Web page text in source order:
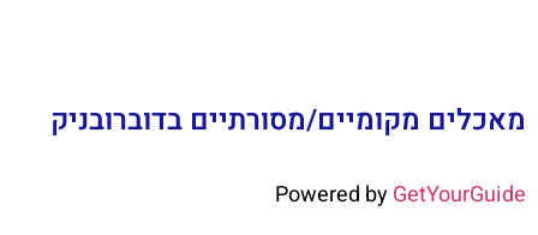
מאכלים מקומיים/מסורתיים בדוברובניק
Powered byGetYourGuide